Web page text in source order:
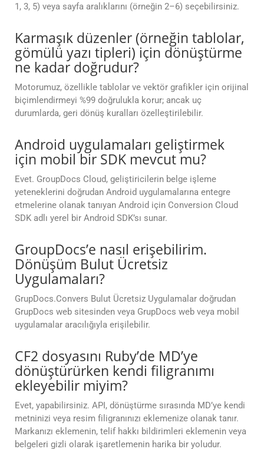
1, 3, 5) veya sayfa aralıklarını (örneğin 2–6) seçebilirsiniz.
Karmaşık düzenler (örneğin tablolar,
gömülü yazı tipleri) için dönüştürme
ne kadar doğrudur?
Motorumuz, özellikle tablolar ve vektör grafikler için orijinal
biçimlendirmeyi %99 doğrulukla korur; ancak uç
durumlarda, geri dönüş kuralları özelleştirilebilir.
Android uygulamaları geliştirmek
için mobil bir SDK mevcut mu?
Evet. GroupDocs Cloud, geliştiricilerin belge işleme
yeteneklerini doğrudan Android uygulamalarına entegre
etmelerine olanak tanıyan Android için Conversion Cloud
SDK adlı yerel bir Android SDK’sı sunar.
GroupDocs’e nasıl erişebilirim.
Dönüşüm Bulut Ücretsiz
Uygulamaları?
GrupDocs.Convers Bulut Ücretsiz Uygulamalar doğrudan
GrupDocs web sitesinden veya GrupDocs web veya mobil
uygulamalar aracılığıyla erişilebilir.
CF2 dosyasını Ruby’de MD’ye
dönüştürürken kendi filigranımı
ekleyebilir miyim?
Evet, yapabilirsiniz. API, dönüştürme sırasında MD’ye kendi
metninizi veya resim filigranınızı eklemenize olanak tanır.
Markanızı eklemenin, telif hakkı bildirimleri eklemenin veya
belgeleri gizli olarak işaretlemenin harika bir yoludur.